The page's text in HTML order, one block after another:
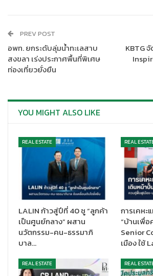
100 ห้อง ย่านพัทยากลาง ตั้งอยู่ในเขตส่งเสริ
ความเร็วสูงเชื่อม 3 สนามบิน อ.บางละมุง จ.ชล
ล้านบาท นอกจากนี้ ยังมี บ้านหรูหลังใหญ่ เนื้อที่
งามวงศ์วาน เขตหลักสี่ ราคาเริ่มต้น 108.39 ล้
ประมูลพร้อมเอกสารประกอบการประมูลผ่าน
พิเศษ (EMS) ภายในวันที่ 22 เมษายน 2564
ส
และผู้เกี่ยวข้องทุกคนเป็นสำคัญ จึงจัดการถ่า
ประมูลผ่านช่องทาง Facebook เพื่ออำนวยคว
รับชมตลอดงานพร้อมประกาศผลผู้ชนะการปร
10.00 น. เป็นต้นไป
สอบถามรายละเอียดได้ที่ Call Center 02-
ละเอียดทรัพย์สินได้ทางเว็บไซต์ที่
ออนไลน์ที่หลากหลายและสะดวกรวดเร็ว ทั้งแอ
ในระบบ Android และ IOS หรือแอด ID Line
Facebook Fanpage ทรัพย์มือสองต้อง SAM
Channel บน YouTube และ @SAM_NPA บน
ข้อมูลข่าวสารดี ๆ จาก SAM 24 ชั่วโมง
PREV POST
อพท. ยกระดับลุ่มน้ำทะเลสาบ
สงขลา เร่งประกาศพื้นที่พิเศษ
ท่องเที่ยวยั่งยืน
KBTG
YOU MIGHT ALSO LIKE
REAL ESTATE
LALIN ก้าวสู่ปีที่ 40 ชู “ลูกค้า
เป็นศูนย์กลาง” ผสาน
นวัตกรรม-คน-ธรรมาภิ
บาล…
REAL
การเคหะ
“บ้านเพื่อ
Senior
เมือง ใช้
REAL ESTATE REAL